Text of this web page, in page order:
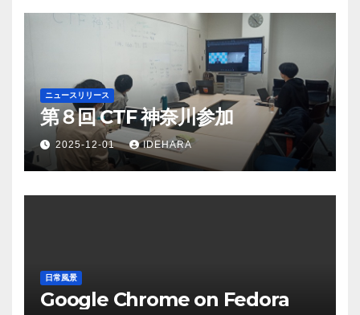
ニュースリリース
第８回 CTF 神奈川参加
2025-12-01 IDEHARA
日常風景
Google Chrome on Fedora